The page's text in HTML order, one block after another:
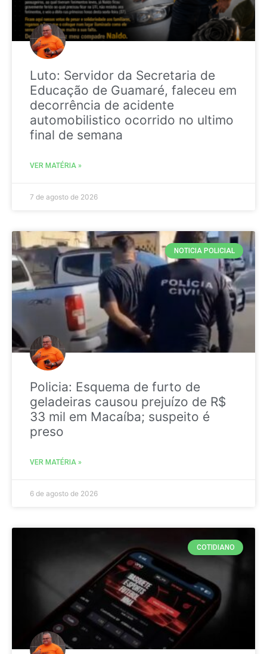
Luto: Servidor da Secretaria de
Educação de Guamaré, faleceu em
decorrência de acidente
automobilistico ocorrido no ultimo
final de semana
VER MATÉRIA »
7 de agosto de 2026
NOTICIA POLICIAL
Policia: Esquema de furto de
geladeiras causou prejuízo de R$
33 mil em Macaíba; suspeito é
preso
VER MATÉRIA »
6 de agosto de 2026
COTIDIANO